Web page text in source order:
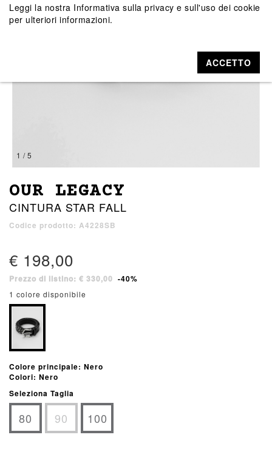
1 / 5
OUR LEGACY
CINTURA STAR FALL
Codice prodotto: A4228SB
€ 198,00
Prezzo di listino: € 330,00 -40%
1 colore disponibile
Colore principale: Nero
Colori: Nero
Seleziona Taglia
80 90 100
Leggi la nostra Informativa sulla privacy e sull'uso dei cookie
per ulteriori informazioni.
ACCETTO